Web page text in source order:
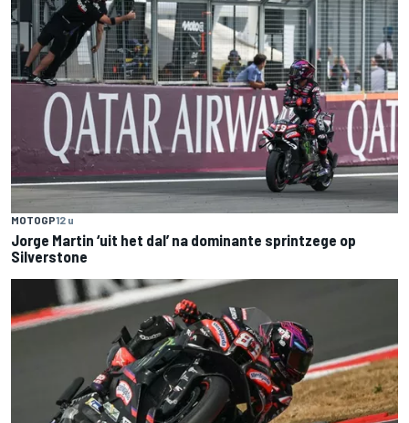
MOTOGP12 u
Jorge Martin ‘uit het dal’ na dominante sprintzege op
Silverstone